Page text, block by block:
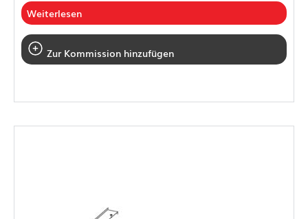
Weiterlesen
Zur Kommission hinzufügen